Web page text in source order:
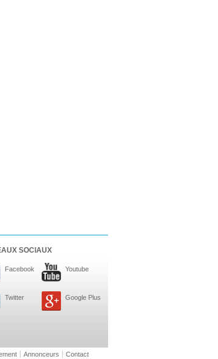
SOCIAUX
Facebook Youtube
Twitter Google Plus
Annonceurs Contact